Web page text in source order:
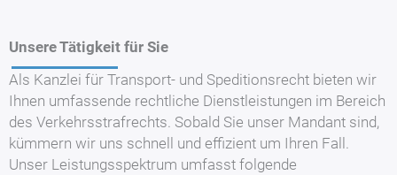
Unsere Tätigkeit für Sie
Als Kanzlei für Transport- und Speditionsrecht bieten wir
Ihnen umfassende rechtliche Dienstleistungen im Bereich
des Verkehrsstrafrechts. Sobald Sie unser Mandant sind,
kümmern wir uns schnell und effizient um Ihren Fall.
Unser Leistungsspektrum umfasst folgende